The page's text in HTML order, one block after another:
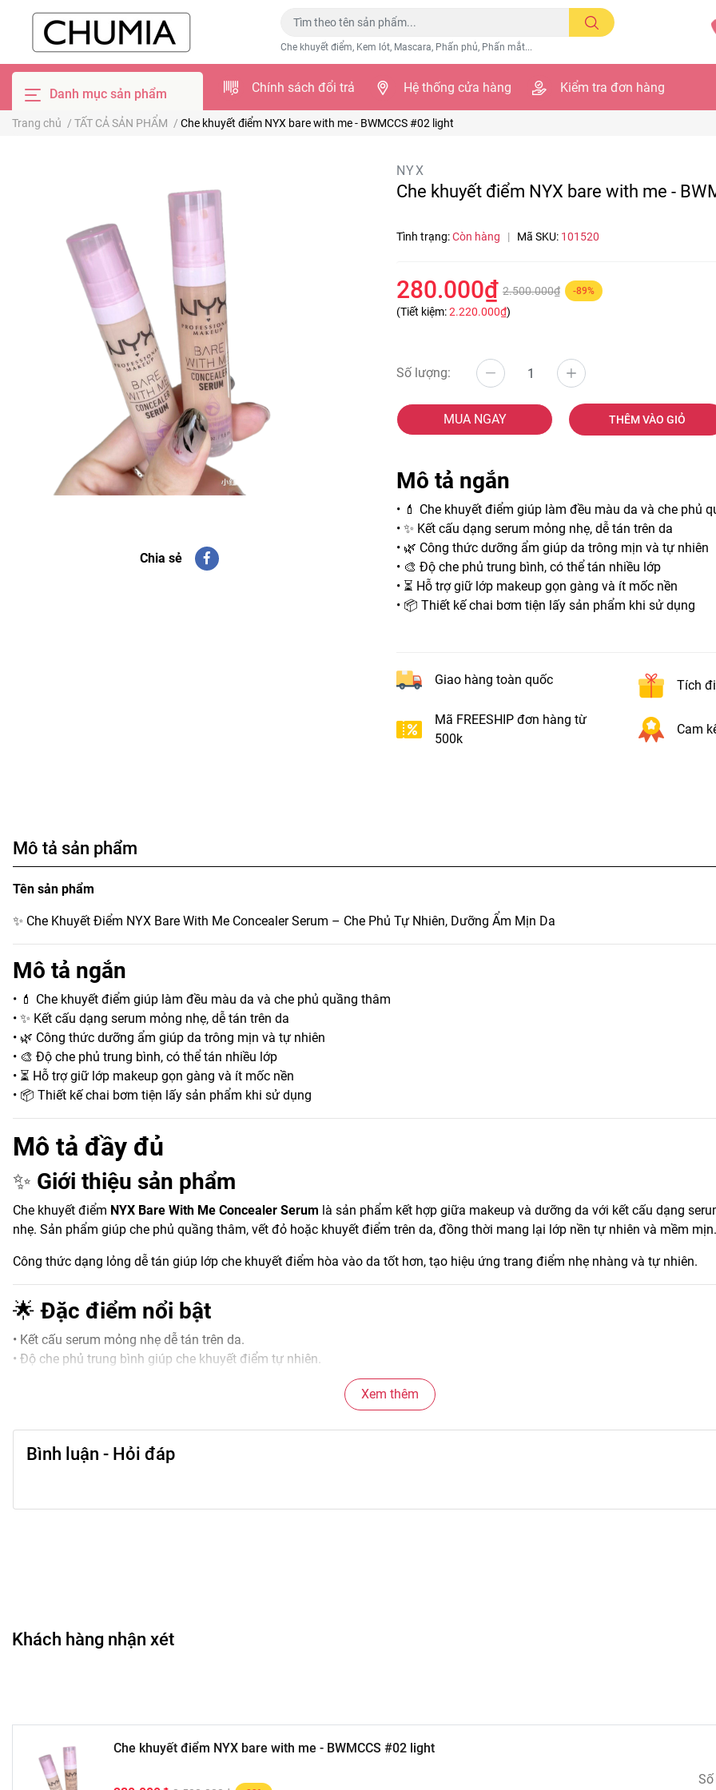
Che khuyết điểm, Kem lót, Mascara, Phấn phủ, Phấn mắt...
Danh mục sản phẩm Chính sách đổi trả Hệ thống cửa hàng Kiểm tra đơn hàng
Trang chủ / TẤT CẢ SẢN PHẨM / Che khuyết điểm NYX bare with me - BWMCCS #02 light
Chia sẻ
NYX
Che khuyết điểm NYX bare with me -
Tình trạng:Còn hàng | Mã SKU: 101520
280.000₫ 2.500.000₫ -89%
(Tiết kiệm:2.220.000₫)
Số lượng:
MUA NGAY THÊM VÀO GIỎ
Mô tả ngắn
• 💄 Che khuyết điểm giúp làm đều màu da và che phủ
• ✨ Kết cấu dạng serum mỏng nhẹ, dễ tán trên da
• 🌿 Công thức dưỡng ẩm giúp da trông mịn và tự nhiên
• 🎨 Độ che phủ trung bình, có thể tán nhiều lớp
• ⏳ Hỗ trợ giữ lớp makeup gọn gàng và ít mốc nền
• 📦 Thiết kế chai bơm tiện lấy sản phẩm khi sử dụng
Giao hàng toàn quốc Tích
Mã FREESHIP đơn hàng từ
500k
Cam
Mô tả sản phẩm
Tên sản phẩm
✨ Che Khuyết Điểm NYX Bare With Me Concealer Serum – Che Phủ Tự Nhiên, Dưỡng Ẩm Mịn Da
Mô tả ngắn
• 💄 Che khuyết điểm giúp làm đều màu da và che phủ quầng thâm
• ✨ Kết cấu dạng serum mỏng nhẹ, dễ tán trên da
• 🌿 Công thức dưỡng ẩm giúp da trông mịn và tự nhiên
• 🎨 Độ che phủ trung bình, có thể tán nhiều lớp
• ⏳ Hỗ trợ giữ lớp makeup gọn gàng và ít mốc nền
• 📦 Thiết kế chai bơm tiện lấy sản phẩm khi sử dụng
Mô tả đầy đủ
✨ Giới thiệu sản phẩm
Che khuyết điểm NYX Bare With Me Concealer Serum là sản phẩm kết hợp giữa makeup và dưỡng da với kết cấu dạng
nhẹ. Sản phẩm giúp che phủ quầng thâm, vết đỏ hoặc khuyết điểm trên da, đồng thời mang lại lớp nền tự nhiên và mềm mịn.
Công thức dạng lỏng dễ tán giúp lớp che khuyết điểm hòa vào da tốt hơn, tạo hiệu ứng trang điểm nhẹ nhàng và tự nhiên.
🌟Đặc điểm nổi bật
• Kết cấu serum mỏng nhẹ dễ tán trên da.
• Độ che phủ trung bình giúp che khuyết điểm tự nhiên.
🎨Công dụng chính
• Che các vết đỏ hoặc khuyết điểm nhỏ trên da.
• Lấy một lượng sản phẩm vừa đủ ra tay hoặc cọ.
• Phủ phấn nhẹ để cố định lớp makeup nếu cần.
Đối tượng phù hợp
Xem thêm
Bình luận - Hỏi đáp
Khách hàng nhận xét
Che khuyết điểm NYX bare with me - BWMCCS #02 light